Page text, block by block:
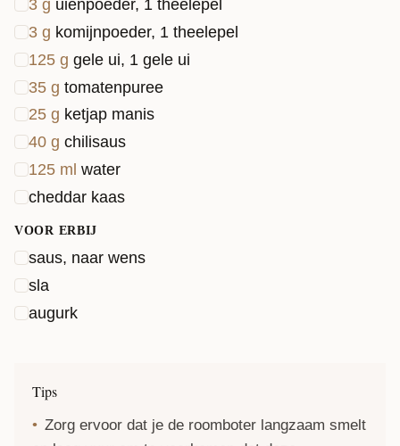
3 g uienpoeder, 1 theelepel
3 g komijnpoeder, 1 theelepel
125 g gele ui, 1 gele ui
35 g tomatenpuree
25 g ketjap manis
40 g chilisaus
125 ml water
cheddar kaas
VOOR ERBIJ
saus, naar wens
sla
augurk
Tips
Zorg ervoor dat je de roomboter langzaam smelt